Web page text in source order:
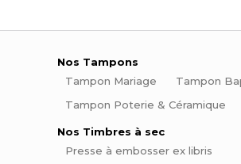
Nos Tampons
Tampon Mariage
Tampon
Tampon Poterie & Céramique
Nos Timbres à sec
Presse à embosser ex libris